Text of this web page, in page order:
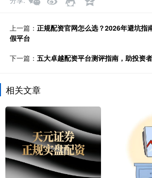
上一篇： 正规配资官网怎么选？2026年避坑指
假平台
下一篇： 五大卓越配资平台测评指南，助投资
相关文章